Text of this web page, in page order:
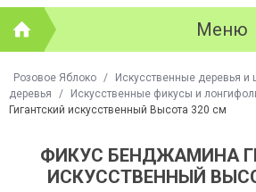
Меню
Розовое Яблоко / Искусственные деревья и
деревья
/ Искусственные фикусы и
Гигантский искусственный Высота 320 см
ФИКУС БЕНДЖАМИНА
ИСКУССТВЕННЫЙ